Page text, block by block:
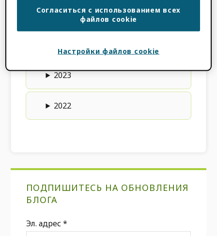
2025
2023
2022
боковая
панель
ПОДПИШИТЕСЬ НА ОБНОВЛЕНИЯ
БЛОГА
Эл. адрес*
Согласиться с использованием всех
файлов cookie
Настройки файлов cookie